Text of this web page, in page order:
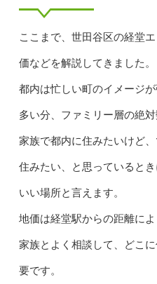
ここまで、世田谷区の経堂
価などを解説してきました。
都内は忙しい町のイメージ
多い分、ファミリー層の絶
家族で都内に住みたいけど
住みたい、と思っていると
いい場所と言えます。
地価は経堂駅からの距離に
家族とよく相談して、どこ
要です。